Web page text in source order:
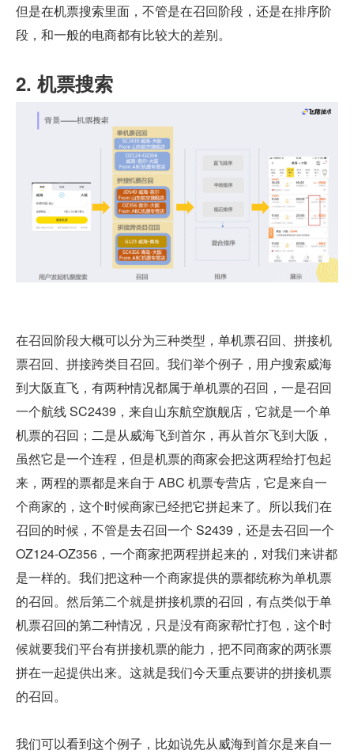
但是在机票搜索里面，不管是在召回阶段，还是在排序阶
段，和一般的电商都有比较大的差别。
2. 机票搜索
在召回阶段大概可以分为三种类型，单机票召回、拼接机
票召回、拼接跨类目召回。我们举个例子，用户搜索威海
到大阪直飞，有两种情况都属于单机票的召回，一是召回
一个航线 SC2439，来自山东航空旗舰店，它就是一个单
机票的召回；二是从威海飞到首尔，再从首尔飞到大阪，
虽然它是一个连程，但是机票的商家会把这两程给打包起
来，两程的票都是来自于 ABC 机票专营店，它是来自一
个商家的，这个时候商家已经把它拼起来了。所以我们在
召回的时候，不管是去召回一个 S2439，还是去召回一个
OZ124-OZ356，一个商家把两程拼起来的，对我们来讲都
是一样的。我们把这种一个商家提供的票都统称为单机票
的召回。然后第二个就是拼接机票的召回，有点类似于单
机票召回的第二种情况，只是没有商家帮忙打包，这个时
候就要我们平台有拼接机票的能力，把不同商家的两张票
拼在一起提供出来。这就是我们今天重点要讲的拼接机票
的召回。
我们可以看到这个例子，比如说先从威海到首尔是来自一